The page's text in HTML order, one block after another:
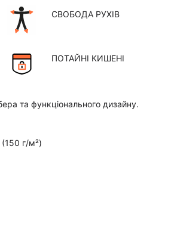
СВОБОДА РУХІВ
ПОТАЙНІ КИШЕНІ
та функціонального дизайну.
г/м²)